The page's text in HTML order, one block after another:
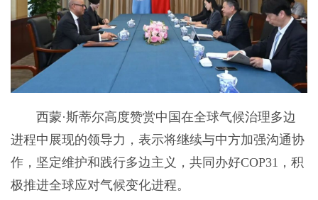
西蒙·斯蒂尔高度赞赏中国在全球气候治理多边
进程中展现的领导力，表示将继续与中方加强沟通协
作，坚定维护和践行多边主义，共同办好COP31，积
极推进全球应对气候变化进程。